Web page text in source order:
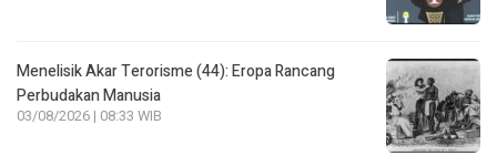
Menelisik Akar Terorisme (44): Eropa Rancang
Perbudakan Manusia
03/08/2026 | 08:33 WIB